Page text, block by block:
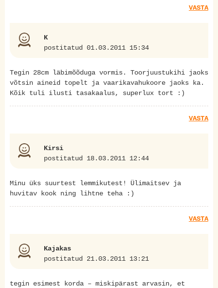
VASTA
K
postitatud 01.03.2011 15:34
Tegin 28cm läbimõõduga vormis. Toorjuustukihi jaoks
võtsin aineid topelt ja vaarikavahukoore jaoks ka.
Kõik tuli ilusti tasakaalus, superlux tort :)
VASTA
Kirsi
postitatud 18.03.2011 12:44
Minu üks suurtest lemmikutest! Ülimaitsev ja
huvitav kook ning lihtne teha :)
VASTA
Kajakas
postitatud 21.03.2011 13:21
tegin esimest korda – miskipärast arvasin, et